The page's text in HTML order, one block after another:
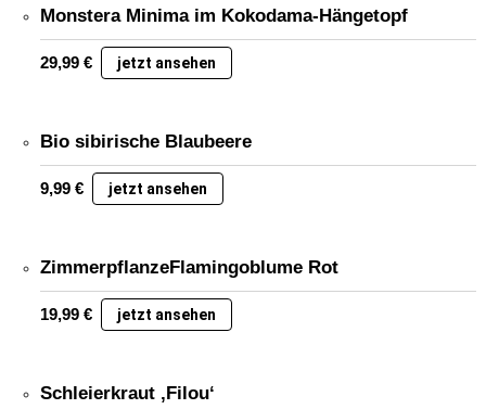
Monstera Minima im Kokodama-Hängetopf
29,99 € jetzt ansehen
Bio sibirische Blaubeere
9,99 € jetzt ansehen
ZimmerpflanzeFlamingoblume Rot
19,99 € jetzt ansehen
Schleierkraut ‚Filou‘